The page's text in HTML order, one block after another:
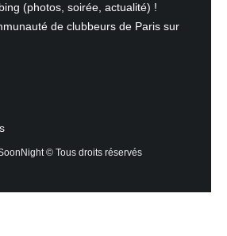
(photos, soirée, actualité) !
de clubbeurs de Paris sur
© Tous droits réservés